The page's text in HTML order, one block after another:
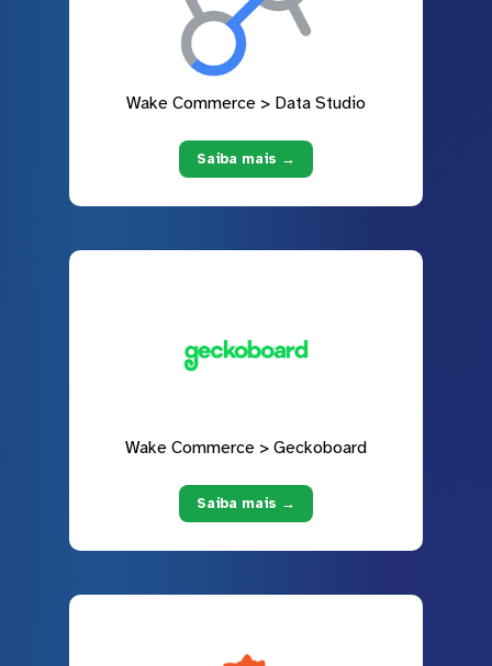
Wake Commerce > Data Studio
Saiba mais →
Wake Commerce > Geckoboard
Saiba mais →